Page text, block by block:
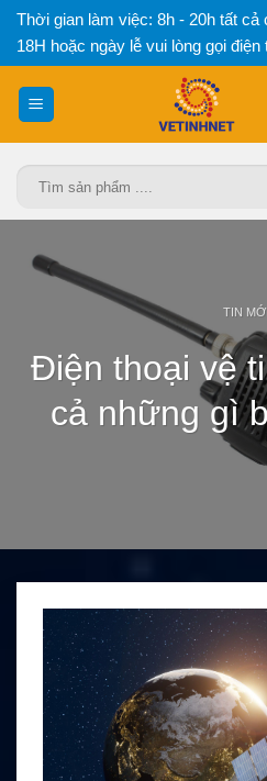
Bỏ
qua
nội
dung
Thời gian làm việc: 8h - 20h tất cả
18H hoặc ngày lễ vui lòng gọi
TIN MỚI
Điện thoại vệ
cả những gì